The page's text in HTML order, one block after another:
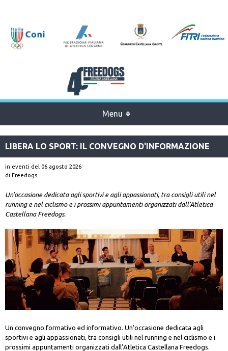
Menu
LIBERA LO SPORT: IL CONVEGNO D'INFORMAZIONE
in eventi del 06 agosto 2026
di Freedogs
Un’occasione dedicata agli sportivi e agli appassionati, tra consigli utili nel
running e nel ciclismo e i prossimi appuntamenti organizzati dall’Atletica
Castellana Freedogs.
Un convegno formativo ed informativo. Un’occasione dedicata agli
sportivi e agli appassionati, tra consigli utili nel running e nel ciclismo e i
prossimi appuntamenti organizzati dall’Atletica Castellana Freedogs.